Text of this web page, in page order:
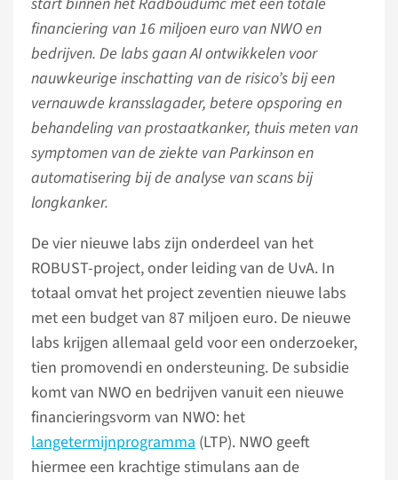
financiering van 16 miljoen euro van NWO en
bedrijven. De labs gaan AI ontwikkelen voor
nauwkeurige inschatting van de risico’s bij een
vernauwde kransslagader, betere opsporing en
behandeling van prostaatkanker, thuis meten van
symptomen van de ziekte van Parkinson en
automatisering bij de analyse van scans bij
longkanker.
De vier nieuwe labs zijn onderdeel van het
ROBUST-project, onder leiding van de UvA. In
totaal omvat het project zeventien nieuwe labs
met een budget van 87 miljoen euro. De nieuwe
labs krijgen allemaal geld voor een onderzoeker,
tien promovendi en ondersteuning. De subsidie
komt van NWO en bedrijven vanuit een nieuwe
financieringsvorm van NWO: het
langetermijnprogramma (LTP). NWO geeft
hiermee een krachtige stimulans aan de